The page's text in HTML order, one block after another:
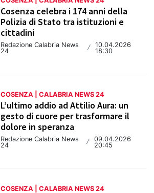
Cosenza celebra i 174 anni della
Polizia di Stato tra istituzioni e
cittadini
Redazione Calabria News
24
/ 10.04.2026
18:30
COSENZA | CALABRIA NEWS 24
L’ultimo addio ad Attilio Aura: un
gesto di cuore per trasformare il
dolore in speranza
Redazione Calabria News
24
/ 09.04.2026
20:45
COSENZA | CALABRIA NEWS 24